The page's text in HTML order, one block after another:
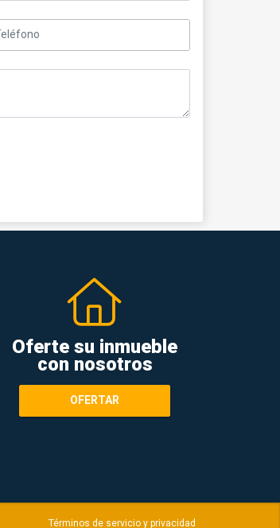
Oferte su inmueble
con nosotros
OFERTAR
Términos de servicio y privacidad